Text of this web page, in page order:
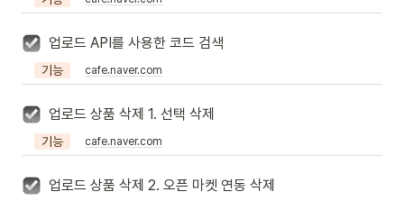
업로드 API를 사용한 코드 검색
기능 cafe.naver.com
업로드 상품 삭제 1. 선택 삭제
기능 cafe.naver.com
업로드 상품 삭제 2. 오픈 마켓 연동 삭제